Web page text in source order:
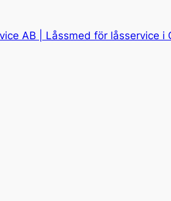
AB | Låssmed för låsservice i